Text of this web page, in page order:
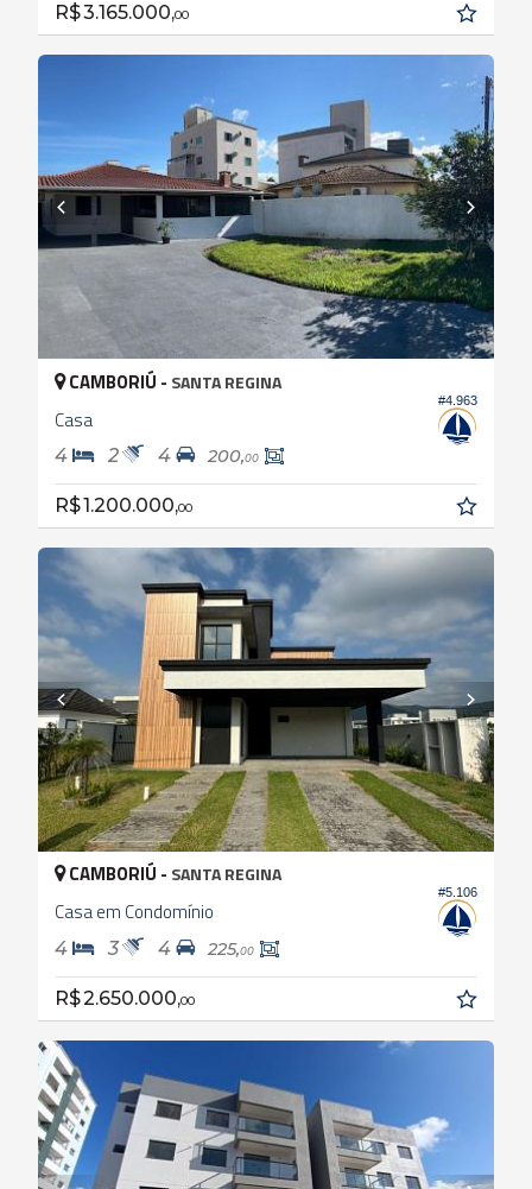
R$ 3.165.000,00
#4.963
CAMBORIÚ - SANTA REGINA
Casa
4 2 4 200,00
R$ 1.200.000,00
#5.106
CAMBORIÚ - SANTA REGINA
Casa em Condomínio
4 3 4 225,00
R$ 2.650.000,00